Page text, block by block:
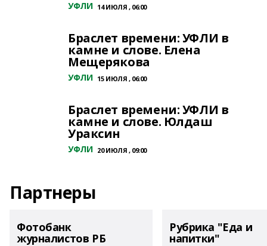
УФЛИ 14 ИЮЛЯ , 06:00
Браслет времени: УФЛИ в
камне и слове. Елена
Мещерякова
УФЛИ 15 ИЮЛЯ , 06:00
Браслет времени: УФЛИ в
камне и слове. Юлдаш
Ураксин
УФЛИ 20 ИЮЛЯ , 09:00
Партнеры
Фотобанк
журналистов РБ
Рубрика "Еда и
напитки"